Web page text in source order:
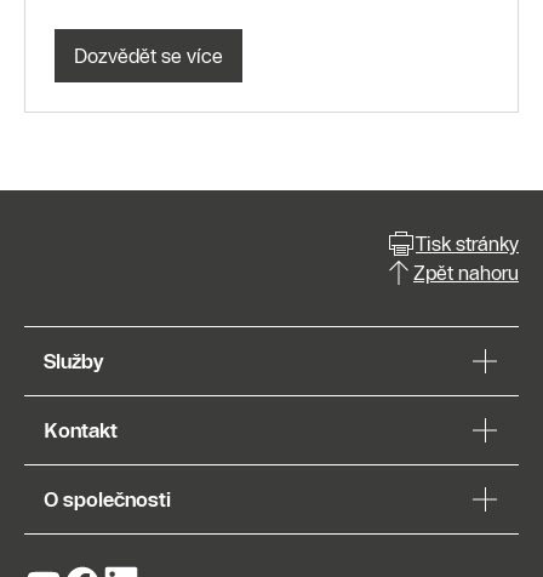
Dozvědět se více
Tisk stránky
Zpět nahoru
Služby
Kontakt
O společnosti